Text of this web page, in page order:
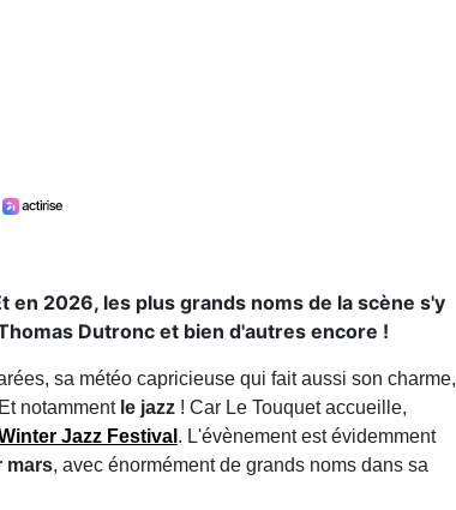
en 2026, les plus grands noms de la scène s'y
Dutronc et bien d'autres encore !
sa météo capricieuse qui fait aussi son charme,
notammentle jazz ! Car Le Touquet accueille,
Jazz Festival . L'évènement est évidemment
mars, avec énormément de grands noms dans sa